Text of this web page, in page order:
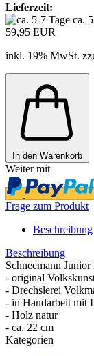
Lieferzeit:
ca.
59,95 EUR
inkl. 19% MwSt.
In den Warenkorb
Weiter mit
Frage zum Produkt
Beschreibung
Beschreibung
Schneemann
- original
- Drechslerei
- in Handarbeit mit
- Holz natur
- ca. 22 cm
Kategorien